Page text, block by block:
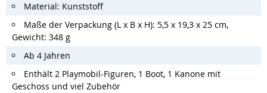
Material: Kunststoff
Maße der Verpackung (L x B x H): 5,5 x 19,3 x 25 cm,
Gewicht: 348 g
Ab 4 Jahren
Enthält 2 Playmobil-Figuren, 1 Boot, 1 Kanone mit
Geschoss und viel Zubehör